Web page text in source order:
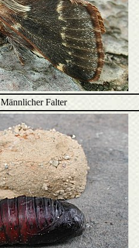
Männlicher Falter